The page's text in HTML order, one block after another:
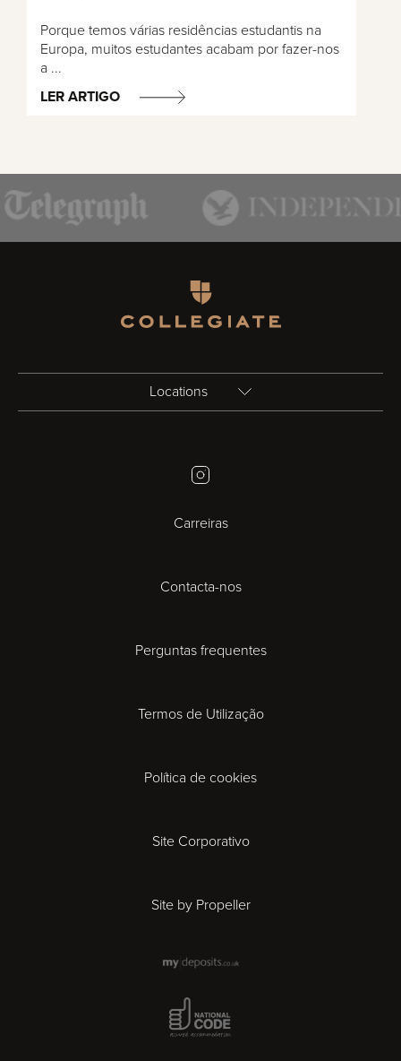
Porque temos várias residências estudantis na
Europa, muitos estudantes acabam por fazer-nos
a ...
LER ARTIGO
Locations
Bristol
Cambridge
Cardiff
Gloucester
Ipswich
London
Instagram
Carreiras
Contacta-nos
Perguntas frequentes
Termos de Utilização
Política de cookies
Site Corporativo
Site by Propeller
National Code Award